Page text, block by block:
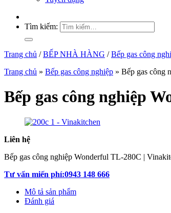
Tìm kiếm:
Trang chủ / BẾP NHÀ HÀNG / Bếp gas công
Trang chủ » Bếp gas công nghiệp » Bếp gas công
Bếp gas công nghiệp
Liên hệ
Bếp gas công nghiệp Wonderful TL-280C |
Tư vấn miến phí:0943 148 666
Mô tả sản phẩm
Đánh giá